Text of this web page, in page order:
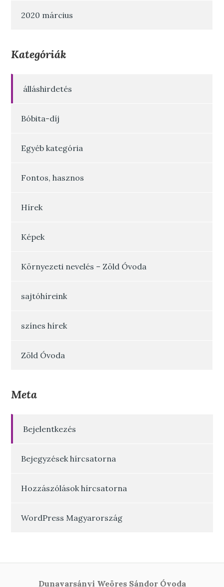
2020 március
Kategóriák
álláshirdetés
Bóbita-díj
Egyéb kategória
Fontos, hasznos
Hírek
Képek
Környezeti nevelés – Zöld Óvoda
sajtóhíreink
színes hírek
Zöld Óvoda
Meta
Bejelentkezés
Bejegyzések hírcsatorna
Hozzászólások hírcsatorna
WordPress Magyarország
Dunavarsányi Weöres Sándor Óvoda